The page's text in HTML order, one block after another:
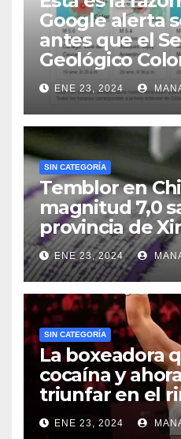
Google alerta
antes que el
Geológico
ENE 23, 2024
SIN CATEGORÍA
Temblor en
magnitud 7,0
provincia de
ENE 23, 2024
SIN CATEGORÍA
La boxeadora
cocaína y
triunfar en el
ENE 23, 2024